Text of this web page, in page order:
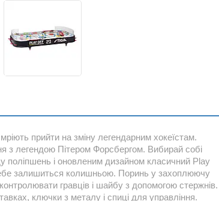
прийти на зміну легендарним хокеїстам.
з легендою Пітером Форсбергом. Вибирай собі
поліпшень і оновленим дизайном класичний Play
залишиться колишньою. Поринь у захоплюючу
гравців і шайбу з допомогою стержнів.
ключки з металу і спиці для управління.